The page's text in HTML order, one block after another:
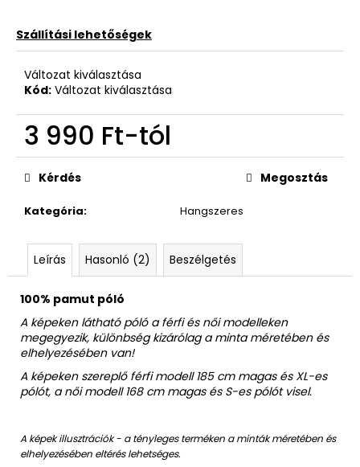
Szállítási lehetőségek
Változat kiválasztása
Kód: Változat kiválasztása
3 990 Ft-tól
Egységár:
Kategória: Hangszeres
Kérdés Megosztás
Leírás Hasonló (2) Beszélgetés
100% pamut póló
A képeken látható póló a férfi és női modelleken
megegyezik, különbség kizárólag a minta méretében és
elhelyezésében van!
A képeken szereplő férfi modell 185 cm magas és XL-es
pólót, a női modell 168 cm magas és S-es pólót visel.
A képek illusztrációk - a tényleges terméken a minták méretében és
elhelyezésében eltérés lehetséges.